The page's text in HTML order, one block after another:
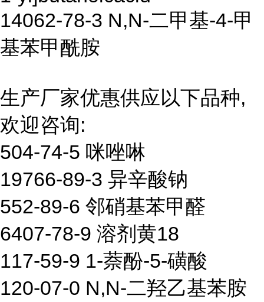
14062-78-3 N,N-二甲基-4-甲
基苯甲酰胺
生产厂家优惠供应以下品种,
欢迎咨询:
504-74-5 咪唑啉
19766-89-3 异辛酸钠
552-89-6 邻硝基苯甲醛
6407-78-9 溶剂黄18
117-59-9 1-萘酚-5-磺酸
120-07-0 N,N-二羟乙基苯胺